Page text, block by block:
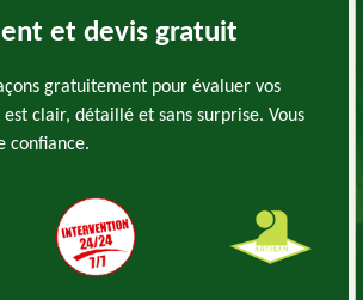
et devis gratuit
gratuitement pour évaluer vos
clair, détaillé et sans surprise. Vous
confiance.